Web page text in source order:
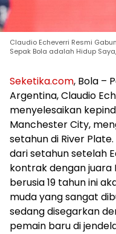
Claudio Echeverri Resmi
Sepak Bola adalah Hidup
Seketika.com, Bola –
Argentina, Claudio
menyelesaikan
Manchester City,
setahun di River
dari setahun setelah
kontrak dengan juara
berusia 19 tahun ini
muda yang sangat
sedang disegarkan
pemain baru di